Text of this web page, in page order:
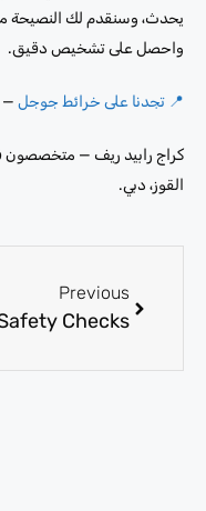
يحدث، وسنقدم لك النصيحة
واحصل على تشخيص دقيق.
📍 تجدنا على خرائط جوجل —
كراج رابيد ريف — متخصصون
القوز، دبي.
Previous